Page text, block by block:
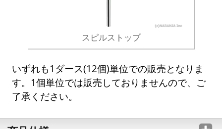
スピルストップ
いずれも1ダース(12個)単位での販売となりま
す。1個単位では販売しておりませんので、ご
了承ください。